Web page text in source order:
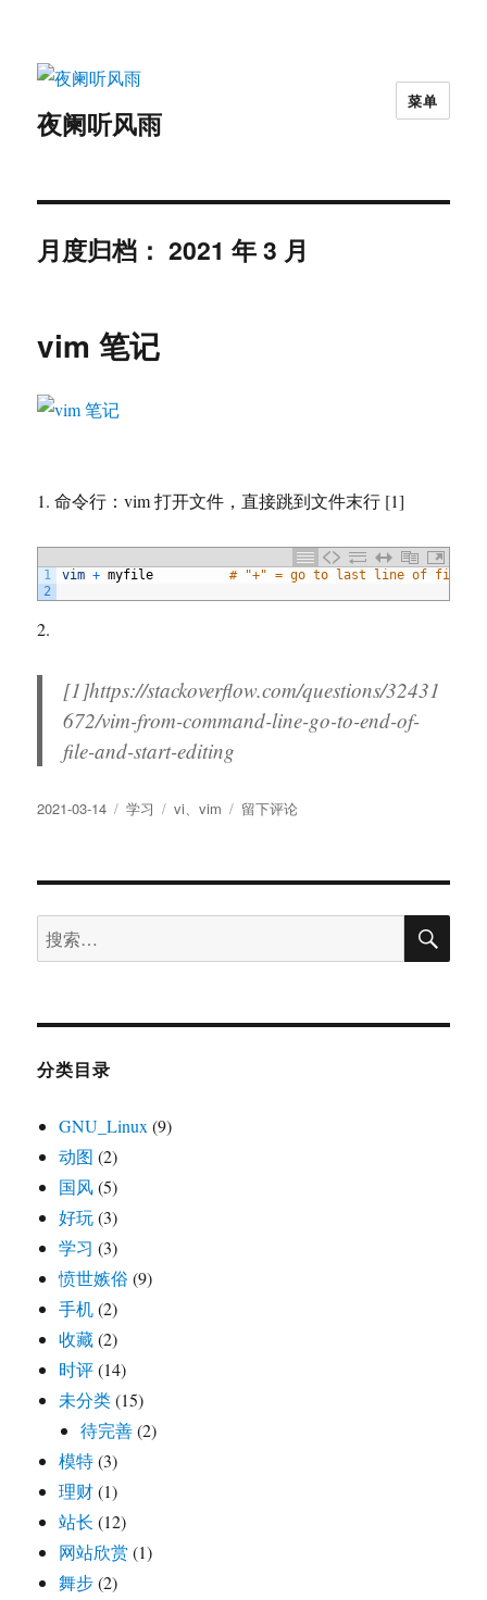
夜阑听风雨
菜单
月度归档：2021 年 3 月
vim 笔记
1. 命令行：vim 打开文件，直接跳到文件末行 [1]
1
2
vim + myfile # "+" = go to last line of file
2.
[1]https://stackoverflow.com/questions/32431
672/vim-from-command-line-go-to-end-of-
file-and-start-editing
发
2021-03-14
分
学习
标
vi、vim
于
记
留下评论
搜
索：
搜
分类目录
GNU_Linux(9)
动图 (2)
国风(5)
好玩(3)
学习 (3)
愤世嫉俗 (9)
手机(2)
收藏(2)
时评(14)
未分类(15)
待完善(2)
模特(3)
理财(1)
站长 (12)
网站欣赏 (1)
舞步(2)